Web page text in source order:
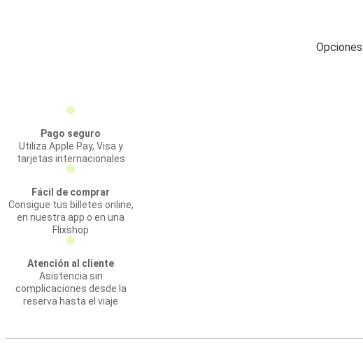
Pago seguro
Utiliza Apple Pay, Visa y
tarjetas internacionales
Fácil de comprar
Consigue tus billetes online,
en nuestra app o en una
Flixshop
Atención al cliente
Asistencia sin
complicaciones desde la
reserva hasta el viaje